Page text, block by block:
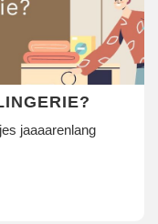
jaaaarenlang